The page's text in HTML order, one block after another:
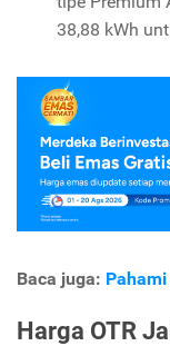
38,88 kWh
Baca juga:
Harga OTR